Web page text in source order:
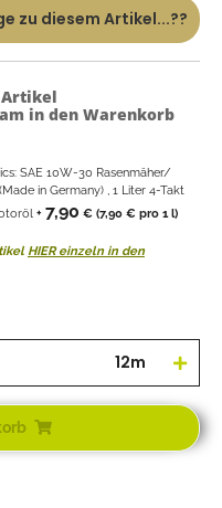
zu diesem Artikel...??
Artikel
in den Warenkorb
SAE 10W-30 Rasenmäher/
in Germany) , 1 Liter 4-Takt
+ 7,90 € (7,90 € pro 1 l)
HIER einzeln in den
12m